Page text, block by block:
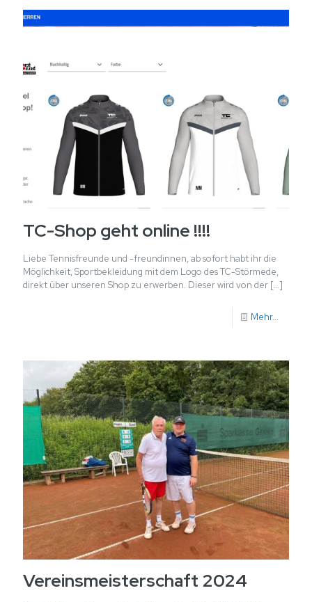
TC-Shop geht online !!!!
Liebe Tennisfreunde und -freundinnen, ab sofort habt ihr die
Möglichkeit, Sportbekleidung mit dem Logo des TC-Störmede,
direkt über unseren Shop zu erwerben. Dieser wird von der […]
Mehr...
Vereinsmeisterschaft 2024